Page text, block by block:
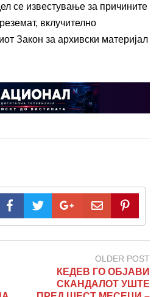
се известување за причините
вклучително
Закон за архивски материјал
OLDER POST
КЕДЕВ ГО ОБЈАВИ
СКАНДАЛОТ УШТЕ